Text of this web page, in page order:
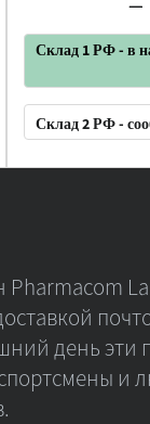
Склад 1 РФ - в
Склад 2 РФ -
день эти
и